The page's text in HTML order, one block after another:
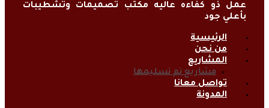
عمل ذو كفاءه عاليه مكتب تصميمات وتشطيبات
بأعلي جود
الرئيسية
من نحن
المشاريع
مشاريع تم تسليمها
تواصل معانا
المدونة